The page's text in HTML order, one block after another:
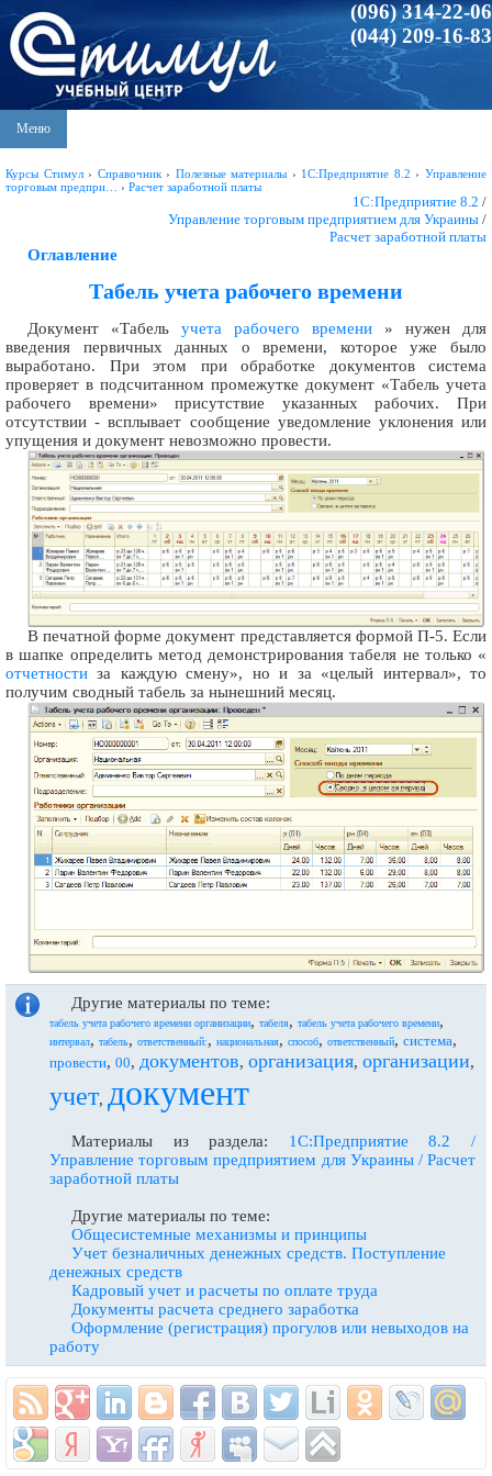
(096) 314-22-06
(044) 209-16-83
Меню
Курсы Стимул› Справочник› Полезные материалы › 1С:Предприятие 8.2 ›Управление
торговым предпри…
› Расчет заработной платы
1С:Предприятие 8.2 /
Управление торговым предприятием для Украины /
Расчет заработной платы
Оглавление
Табель учета рабочего времени
Документ «Табель учета рабочего времени » нужен для
введения первичных данных о времени, которое уже было
выработано. При этом при обработке документов система
проверяет в подсчитанном промежутке документ «Табель учета
рабочего времени» присутствие указанных рабочих. При
отсутствии - всплывает сообщение уведомление уклонения или
упущения и документ невозможно провести.
В печатной форме документ представляется формой П-5. Если
в шапке определить метод демонстрирования табеля не только «
отчетности за каждую смену», но и за «целый интервал», то
получим сводный табель за нынешний месяц.
Другие материалы по теме:
табель учета рабочего времени организации, табеля, табель учета рабочего времени,
интервал, табель, ответственный:, национальная, способ, ответственный, система,
провести, 00, документов, организация, организации,
учет, документ
Материалы из раздела: 1С:Предприятие 8.2 /
Управление торговым предприятием для Украины / Расчет
заработной платы
Другие материалы по теме:
Общесистемные механизмы и принципы
Учет безналичных денежных средств. Поступление
денежных средств
Кадровый учет и расчеты по оплате труда
Документы расчета среднего заработка
Оформление (регистрация) прогулов или невыходов на
работу